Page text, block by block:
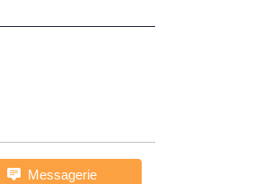
Messagerie